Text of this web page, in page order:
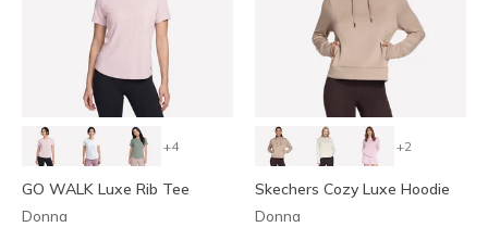
+4
GO WALK Luxe Rib Tee
Donna
+2
Skechers Cozy Luxe Hoodie
Donna